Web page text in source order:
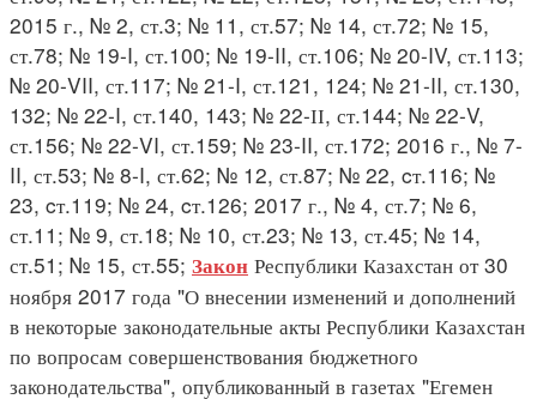
2015 г., № 2, ст.3; № 11, ст.57; № 14, ст.72; № 15,
ст.78; № 19-I, ст.100; № 19-II, ст.106; № 20-IV, ст.113;
№ 20-VII, ст.117; № 21-I, ст.121, 124; № 21-II, ст.130,
132; № 22-I, ст.140, 143; № 22-ІІ, ст.144; № 22-V,
ст.156; № 22-VI, ст.159; № 23-II, ст.172; 2016 г., № 7-
II, ст.53; № 8-I, ст.62; № 12, ст.87; № 22, cт.116; №
23, cт.119; № 24, cт.126; 2017 г., № 4, ст.7; № 6,
ст.11; № 9, ст.18; № 10, ст.23; № 13, ст.45; № 14,
ст.51; № 15, ст.55; Закон Республики Казахстан от 30
ноября 2017 года "О внесении изменений и дополнений
в некоторые законодательные акты Республики Казахстан
по вопросам совершенствования бюджетного
законодательства", опубликованный в газетах "Егемен